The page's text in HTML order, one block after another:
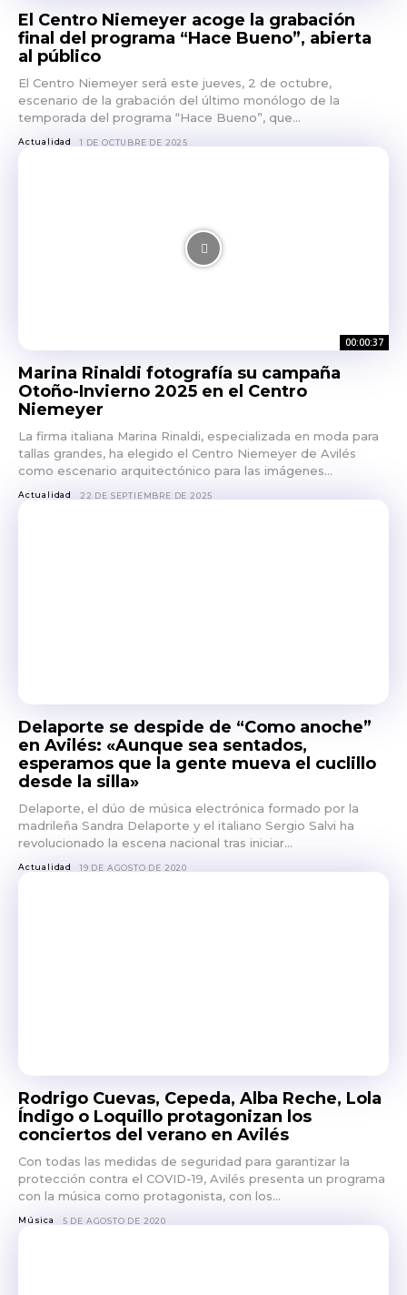
El Centro Niemeyer acoge la grabación
final del programa “Hace Bueno”, abierta
al público
El Centro Niemeyer será este jueves, 2 de octubre,
escenario de la grabación del último monólogo de la
temporada del programa “Hace Bueno”, que...
Actualidad 1 DE OCTUBRE DE 2025
00:00:37
Marina Rinaldi fotografía su campaña
Otoño-Invierno 2025 en el Centro
Niemeyer
La firma italiana Marina Rinaldi, especializada en moda para
tallas grandes, ha elegido el Centro Niemeyer de Avilés
como escenario arquitectónico para las imágenes...
Actualidad 22 DE SEPTIEMBRE DE 2025
Delaporte se despide de “Como anoche”
en Avilés: «Aunque sea sentados,
esperamos que la gente mueva el cuclillo
desde la silla»
Delaporte, el dúo de música electrónica formado por la
madrileña Sandra Delaporte y el italiano Sergio Salvi ha
revolucionado la escena nacional tras iniciar...
Actualidad 19 DE AGOSTO DE 2020
Rodrigo Cuevas, Cepeda, Alba Reche, Lola
Índigo o Loquillo protagonizan los
conciertos del verano en Avilés
Con todas las medidas de seguridad para garantizar la
protección contra el COVID-19, Avilés presenta un programa
con la música como protagonista, con los...
Música 5 DE AGOSTO DE 2020